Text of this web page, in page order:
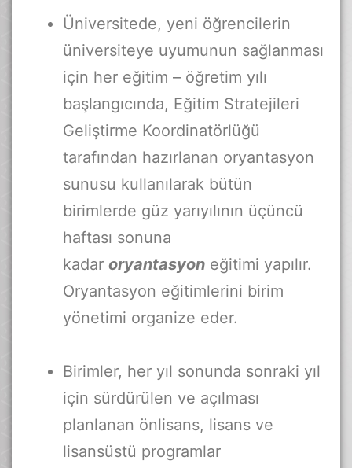
Üniversitede, yeni öğrencilerin
üniversiteye uyumunun sağlanması
için her eğitim – öğretim yılı
başlangıcında, Eğitim Stratejileri
Geliştirme Koordinatörlüğü
tarafından hazırlanan oryantasyon
sunusu kullanılarak bütün
birimlerde güz yarıyılının üçüncü
haftası sonuna
kadar oryantasyon eğitimi yapılır.
Oryantasyon eğitimlerini birim
yönetimi organize eder.
Birimler, her yıl sonunda sonraki yıl
için sürdürülen ve açılması
planlanan önlisans, lisans ve
lisansüstü programlar